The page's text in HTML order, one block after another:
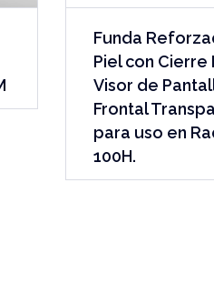
Funda
Piel con Cierre
Visor de
Frontal
para uso en
100H.